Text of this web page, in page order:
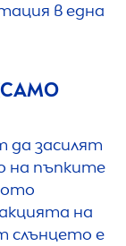
в една
да засилят
на пъпките
на
слънцето е